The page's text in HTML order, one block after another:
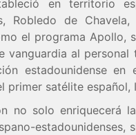
en territorio
Robledo de
el programa Apollo,
vanguardia al
estadounidense
primer satélite español,
no solo enriquecerá
estadounidenses,